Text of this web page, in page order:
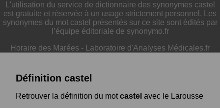
L'utilisation du service de dictionnaire des synonymes castel
est gratuite et réservée à un usage strictement personnel. Les
synonymes du mot castel présentés sur ce site sont édités par
l’équipe éditoriale de synonymo.fr
Horaire des Marées - Laboratoire d'Analyses Médicales.fr
Définition castel
Retrouver la définition du motcastel avec le Larousse